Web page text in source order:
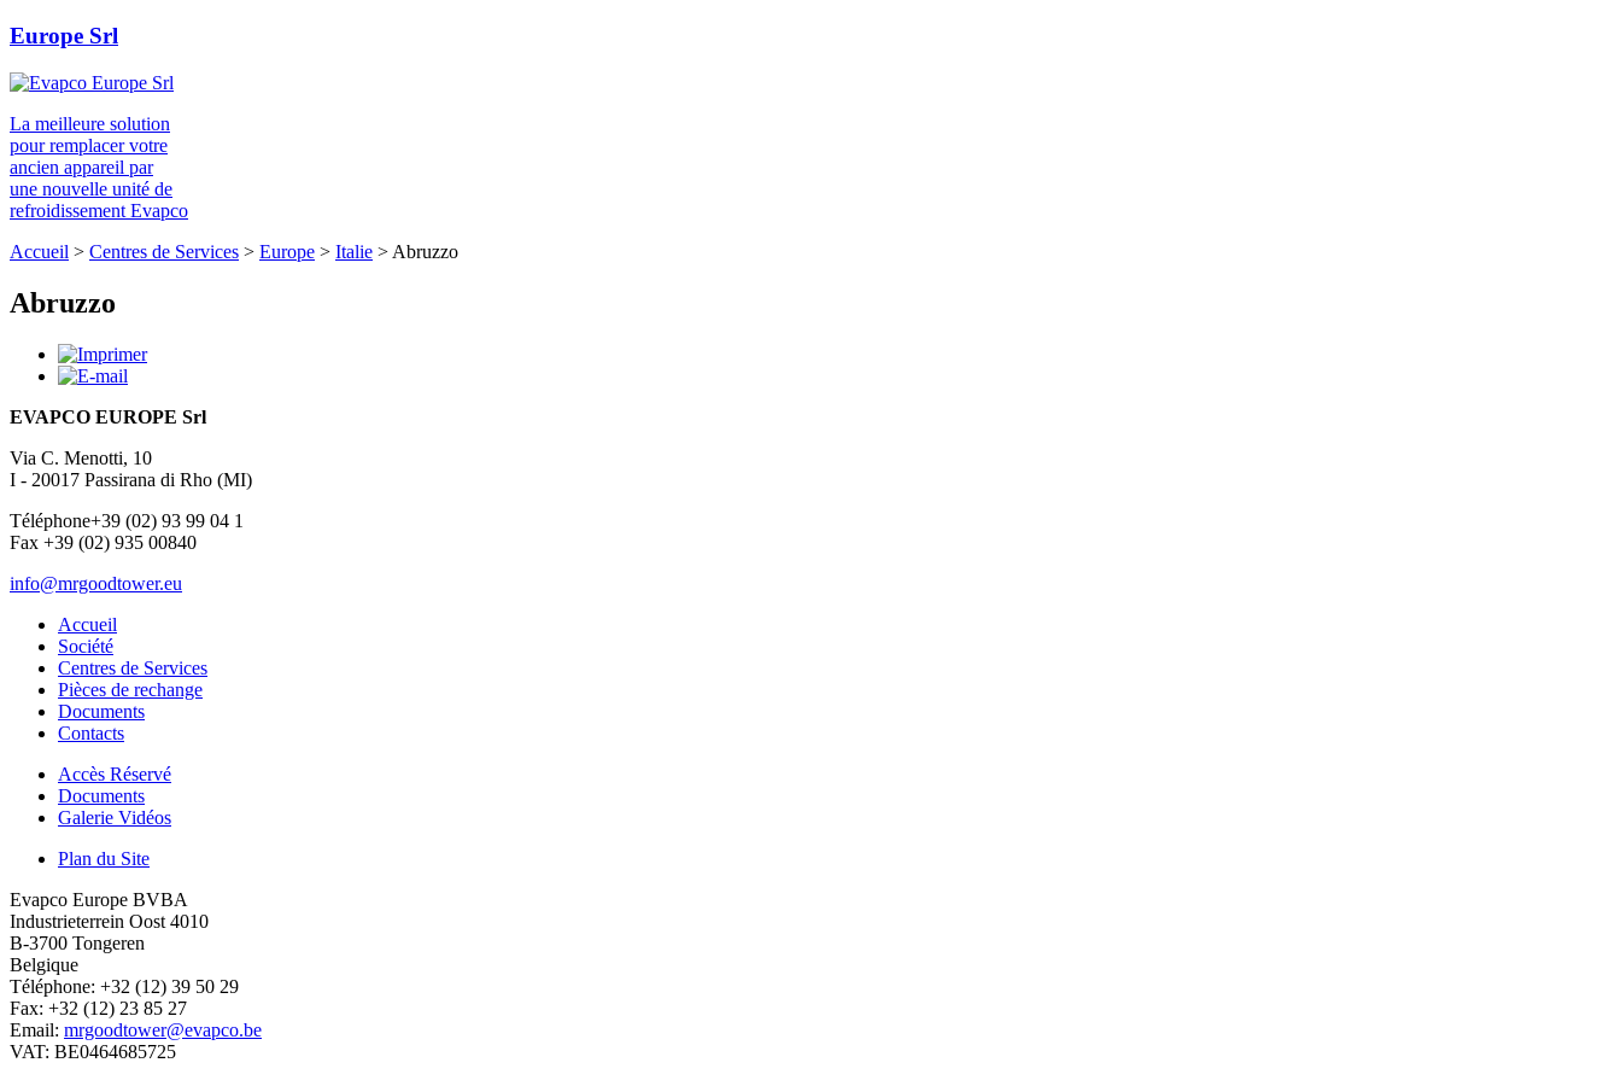
Europe Srl
La meilleure solution
pour remplacer votre
ancien appareil par
une nouvelle unité de
refroidissement Evapco
Accueil > Centres de Services > Europe > Italie > Abruzzo
Abruzzo
EVAPCO EUROPE Srl
Via C. Menotti, 10
I - 20017 Passirana di Rho (MI)
Téléphone+39 (02) 93 99 04 1
Fax +39 (02) 935 00840
info@mrgoodtower.eu
Accueil
Société
Centres de Services
Pièces de rechange
Documents
Contacts
Accès Réservé
Documents
Galerie Vidéos
Plan du Site
Evapco Europe BVBA
Industrieterrein Oost 4010
B-3700 Tongeren
Belgique
Téléphone: +32 (12) 39 50 29
Fax: +32 (12) 23 85 27
Email: mrgoodtower@evapco.be
VAT: BE0464685725